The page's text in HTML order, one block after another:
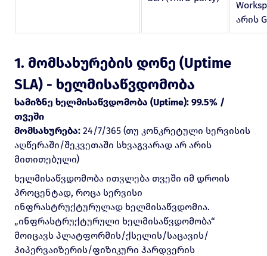
არის
1. მომსახურების დონე (Uptime
SLA) - ხელმისაწვდომობა
სამიზნე ხელმისაწვდომობა (Uptime): 99.5% /
თვეში
მომსახურება: 24/7/365 (თუ კონკრეტული სერვისის
აღწერაში/შეკვეთაში სხვაგვარად არ არის
მითითებული)
ხელმისაწვდომობა ითვლება თვეში იმ დროის
პროცენტად, როცა სერვისი
ინფრასტრუქტურულად ხელმისაწვდომია.
„ინფრასტრუქტურული ხელმისაწვდომობა“
მოიცავს პლატფორმის/ქსელის/საცავის/
ჰიპერვაიზერის/ფიზიკური ჰარდვერის